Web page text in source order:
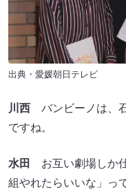
出典・愛媛朝日テレビ
川西 バンビーノは、
ですね。
水田
お互い劇場しか
組やれたらいいな」っ